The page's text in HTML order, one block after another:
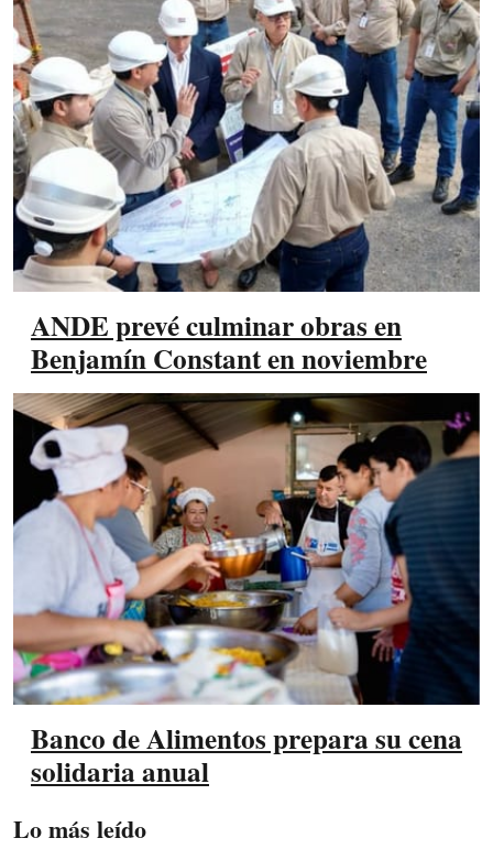
ANDE prevé culminar obras en
Benjamín Constant en noviembre
Banco de Alimentos prepara su cena
solidaria anual
Lo más leído